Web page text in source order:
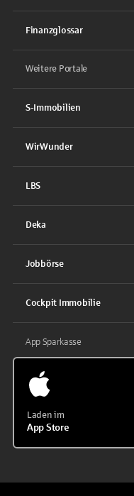
Finanzglossar
Weitere Portale
S-Immobilien
WirWunder
LBS
Deka
Jobbörse
Cockpit Immobilie
App Sparkasse
Laden im
App Store